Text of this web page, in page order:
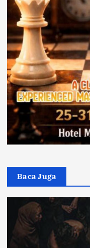
Baca Juga